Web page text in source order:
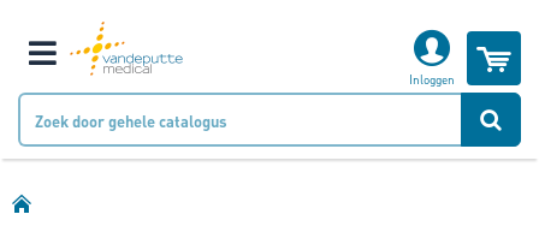
Inloggen
Klantnummer
Naam